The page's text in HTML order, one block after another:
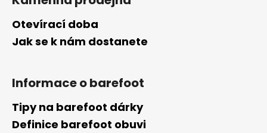
Otevírací doba
Jak se k nám dostanete
Informace o barefoot
Tipy na barefoot dárky
Definice barefoot obuvi